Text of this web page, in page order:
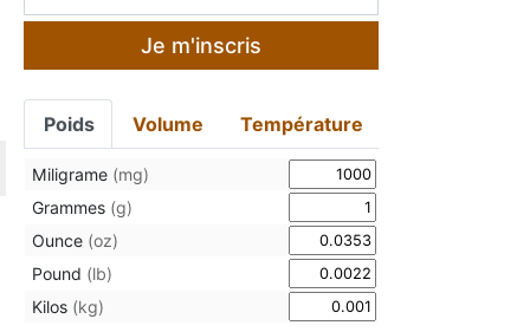
Je m'inscris
Poids Volume Température
Miligrame (mg)
Grammes (g)
Ounce (oz)
Pound (lb)
Kilos (kg)